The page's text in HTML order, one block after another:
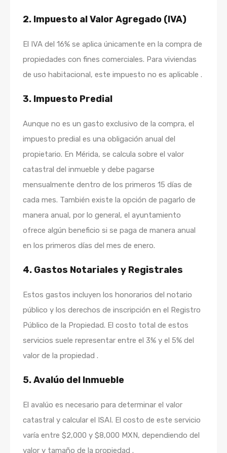
2. Impuesto al Valor Agregado (IVA)
El IVA del 16% se aplica únicamente en la compra de
propiedades con fines comerciales. Para viviendas
de uso habitacional, este impuesto no es aplicable .
3. Impuesto Predial
Aunque no es un gasto exclusivo de la compra, el
impuesto predial es una obligación anual del
propietario. En Mérida, se calcula sobre el valor
catastral del inmueble y debe pagarse
mensualmente dentro de los primeros 15 días de
cada mes. También existe la opción de pagarlo de
manera anual, por lo general, el ayuntamiento
ofrece algún beneficio si se paga de manera anual
en los primeros días del mes de enero.
4. Gastos Notariales y Registrales
Estos gastos incluyen los honorarios del notario
público y los derechos de inscripción en el Registro
Público de la Propiedad. El costo total de estos
servicios suele representar entre el 3% y el 5% del
valor de la propiedad .
5.Avalúo del Inmueble
El avalúo es necesario para determinar el valor
catastral y calcular el ISAI. El costo de este servicio
varía entre $2,000 y $8,000 MXN, dependiendo del
valor y tamaño de la propiedad .